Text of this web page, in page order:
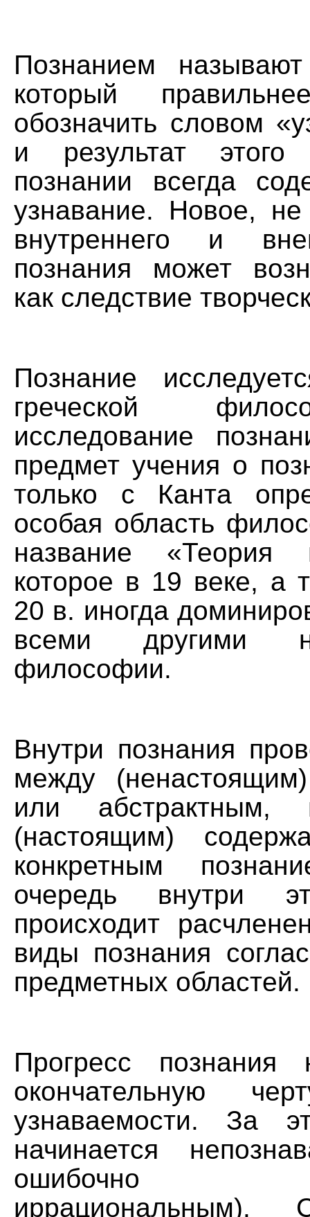
Познанием
который
обозначить словом
и результат
познании всегда
узнавание. Новое,
внутреннего и
познания может
как следствие
Познание
греческой
исследование
предмет учения о
только с Канта
особая область
название «Теория
которое в 19 веке, а
20 в. иногда
всеми другими
философии.
Внутри познания
между
или абстрактным,
(настоящим)
конкретным
очередь внутри
происходит
виды познания
предметных областей.
Прогресс познания
окончательную
узнаваемости. За
начинается
ошибочно
иррациональным).